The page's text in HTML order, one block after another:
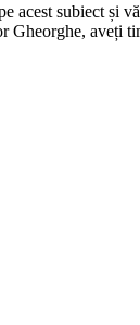
acest subiect și
Gheorghe, aveți